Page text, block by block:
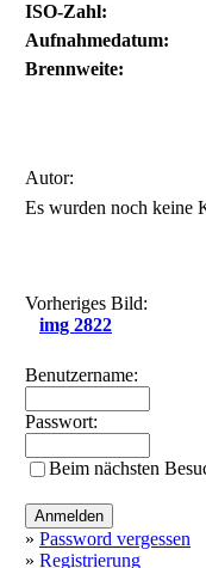
ISO-Zahl:
Aufnahmedatum:
Brennweite:
Autor:
Es wurden noch keine
Vorheriges Bild:
img 2822
Benutzername:
Passwort:
Beim nächsten
» Password vergessen
» Registrierung